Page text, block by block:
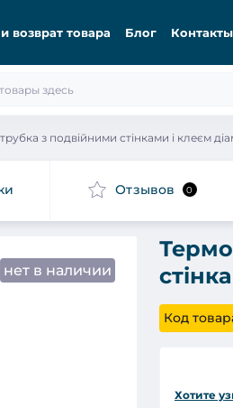
возврат товара Блог Контакты
з подвійними стінками і клеєм
Отзывов 0
нет в наличии
Код
Хотите